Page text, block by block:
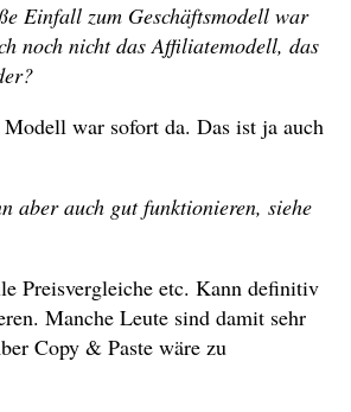
Einfall zum Geschäftsmodell war
noch nicht das Affiliatemodell, das
war sofort da. Das ist ja auch
aber auch gut funktionieren, siehe
Preisvergleiche etc. Kann definitiv
Manche Leute sind damit sehr
Copy & Paste wäre zu